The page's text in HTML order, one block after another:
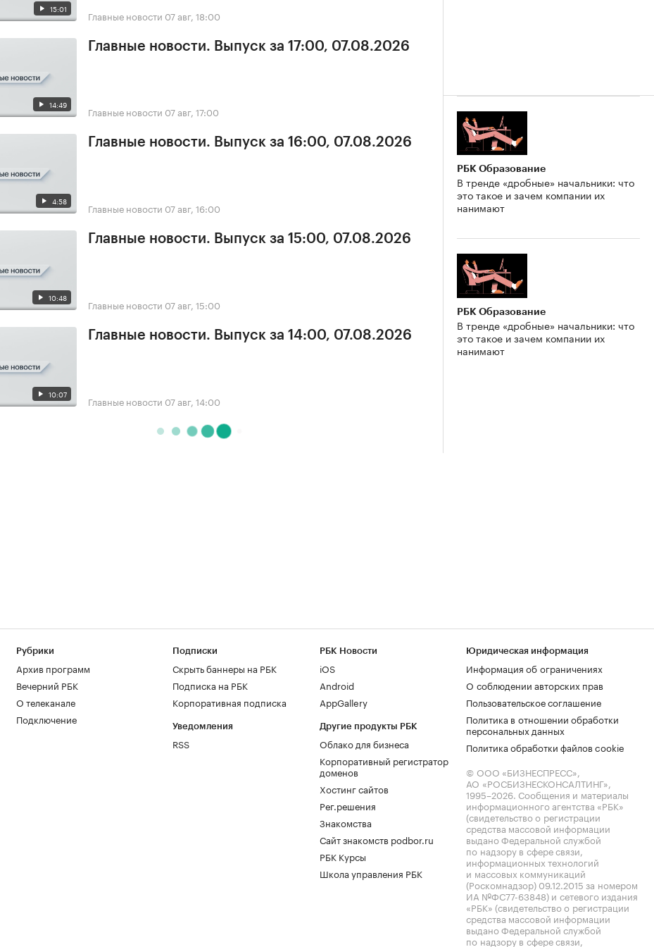
15:01 Главные новости 07 авг, 18:00
14:49
Главные новости. Выпуск за 17:00, 07.08.2026
Главные новости 07 авг, 17:00
4:58
Главные новости. Выпуск за 16:00, 07.08.2026
Главные новости 07 авг, 16:00
10:48
Главные новости. Выпуск за 15:00, 07.08.2026
Главные новости 07 авг, 15:00
10:07
Главные новости. Выпуск за 14:00, 07.08.2026
Главные новости 07 авг, 14:00
РБК Образование
В тренде «дробные» начальники: что
это такое и зачем компании их
нанимают
РБК Образование
В тренде «дробные» начальники: что
это такое и зачем компании их
нанимают
Рубрики
Архив программ
Вечерний РБК
О телеканале
Подключение
Подписки
Скрыть баннеры на РБК
Подписка на РБК
Корпоративная подписка
Уведомления
RSS
РБК Новости
iOS
Android
AppGallery
Другие продукты РБК
Облако для бизнеса
Корпоративный регистратор
доменов
Хостинг сайтов
Рег.решения
Знакомства
Сайт знакомств podbor.ru
РБК Курсы
Школа управления РБК
Юридическая информация
Информация об ограничениях
О соблюдении авторских прав
Пользовательское соглашение
Политика в отношении обработки
персональных данных
Политика обработки файлов cookie
© ООО «БИЗНЕСПРЕСС»,
АО «РОСБИЗНЕСКОНСАЛТИНГ»,
1995–2026. Сообщения и материалы
информационного агентства «РБК»
(свидетельство о регистрации
средства массовой информации
выдано Федеральной службой
по надзору в сфере связи,
информационных технологий
и массовых коммуникаций
(Роскомнадзор) 09.12.2015 за номером
ИА №ФС77-63848) и сетевого издания
«РБК» (свидетельство о регистрации
средства массовой информации
выдано Федеральной службой
по надзору в сфере связи,